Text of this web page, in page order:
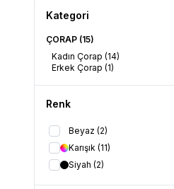
Kategori
ÇORAP (15)
Kadın Çorap (14)
Erkek Çorap (1)
Renk
Beyaz (2)
Karışık (11)
Siyah (2)